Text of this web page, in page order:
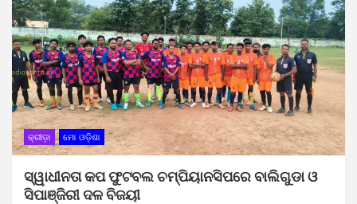
କ୍ରୀଡ଼ା ମୋ ଓଡ଼ିଶା
ସ୍ୱାଧୀନତା କପ ଫୁଟବଲ ଚମ୍ପିୟାନସିପରେ ବାଲିଗୁଡା ଓ
ସିପାଞ୍ଜିରୀ ଦଳ ବିଜୟୀ